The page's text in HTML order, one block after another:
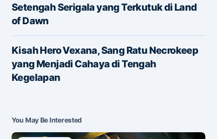
E-mail
Save my name and e-mail in this browser for the
next time I comment.
Setengah Serigala yang Terkutuk di Land
of Dawn
Kisah Hero Vexana, Sang Ratu Necrokeep
yang Menjadi Cahaya di Tengah
Kegelapan
You May Be Interested